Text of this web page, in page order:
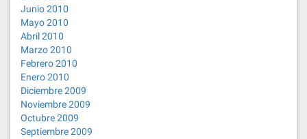
Junio 2010
Mayo 2010
Abril 2010
Marzo 2010
Febrero 2010
Enero 2010
Diciembre 2009
Noviembre 2009
Octubre 2009
Septiembre 2009